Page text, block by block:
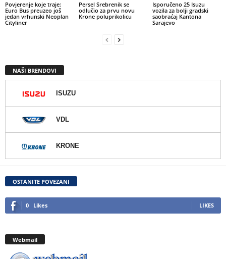
Povjerenje koje traje:
Euro Bus preuzeo još
jedan vrhunski Neoplan
Cityliner
Persel Srebrenik se
odlučio za prvu novu
Krone poluprikolicu
Isporučeno 25 Isuzu
vozila za bolji gradski
saobraćaj Kantona
Sarajevo
NAŠI BRENDOVI
ISUZU
VDL
KRONE
OSTANITE POVEZANI
0 Likes LIKES
Webmail